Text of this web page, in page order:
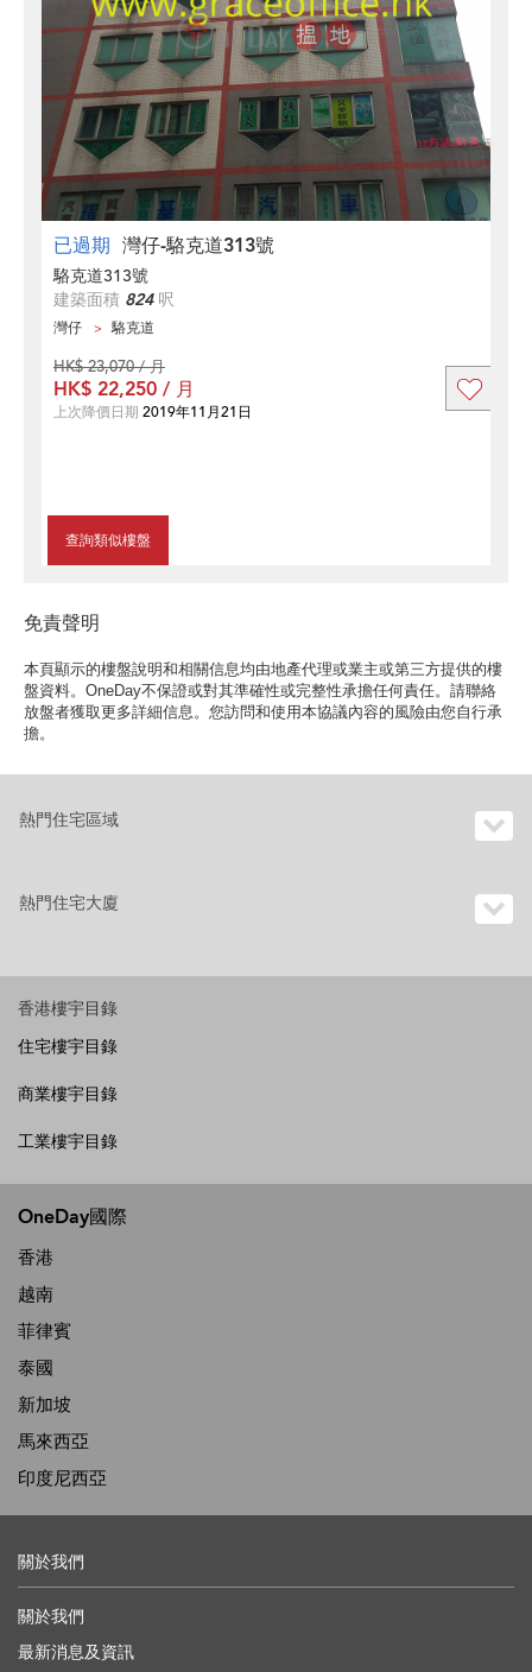
已過期 灣仔-駱克道313號
駱克道313號
建築面積 824呎
灣仔 駱克道
查詢類似樓盤
HK$ 23,070 / 月
HK$ 22,250 / 月
上次降價日期 2019年11月21日
免責聲明
本頁顯示的樓盤說明和相關信息均由地產代理或業主或第三方提供的樓
盤資料。OneDay不保證或對其準確性或完整性承擔任何責任。請聯絡
放盤者獲取更多詳細信息。您訪問和使用本協議內容的風險由您自行承
擔。
熱門住宅區域
熱門住宅大廈
香港樓宇目錄
住宅樓宇目錄
商業樓宇目錄
工業樓宇目錄
OneDay國際
香港
越南
菲律賓
泰國
新加坡
馬來西亞
印度尼西亞
關於我們
關於我們
最新消息及資訊